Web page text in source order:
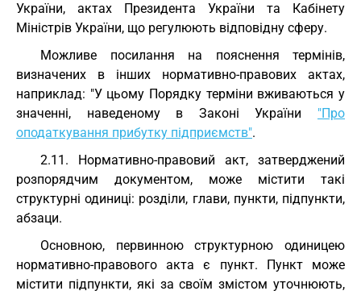
України, актах Президента України та Кабінету
Міністрів України, що регулюють відповідну сферу.
Можливе посилання на пояснення термінів,
визначених в інших нормативно-правових актах,
наприклад: "У цьому Порядку терміни вживаються у
значенні, наведеному в Законі України "Про
оподаткування прибутку підприємств".
2.11. Нормативно-правовий акт, затверджений
розпорядчим документом, може містити такі
структурні одиниці: розділи, глави, пункти, підпункти,
абзаци.
Основною, первинною структурною одиницею
нормативно-правового акта є пункт. Пункт може
містити підпункти, які за своїм змістом уточнюють,